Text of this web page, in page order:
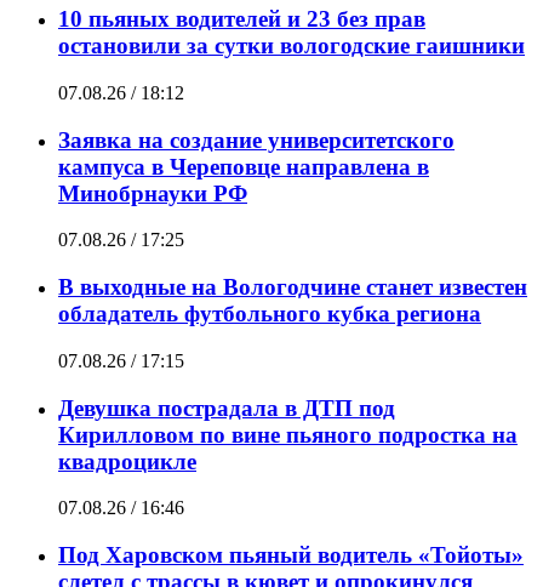
10 пьяных водителей и 23 без прав
остановили за сутки вологодские гаишники
07.08.26 / 18:12
Заявка на создание университетского
кампуса в Череповце направлена в
Минобрнауки РФ
07.08.26 / 17:25
В выходные на Вологодчине станет известен
обладатель футбольного кубка региона
07.08.26 / 17:15
Девушка пострадала в ДТП под
Кирилловом по вине пьяного подростка на
квадроцикле
07.08.26 / 16:46
Под Харовском пьяный водитель «Тойоты»
слетел с трассы в кювет и опрокинулся